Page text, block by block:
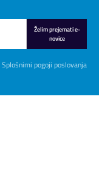
Želim prejemati e-
novice
Splošnimi pogoji poslovanja